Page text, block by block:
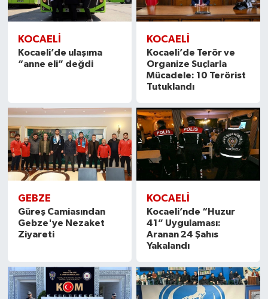
KOCAELİ
Kocaeli’de ulaşıma
“anne eli” değdi
KOCAELİ
Kocaeli’de Terör ve
Organize Suçlarla
Mücadele: 10 Terörist
Tutuklandı
GEBZE
Güreş Camiasından
Gebze'ye Nezaket
Ziyareti
KOCAELİ
Kocaeli’nde “Huzur
41” Uygulaması:
Aranan 24 Şahıs
Yakalandı